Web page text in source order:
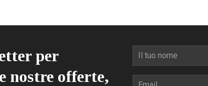
per
nostre offerte,